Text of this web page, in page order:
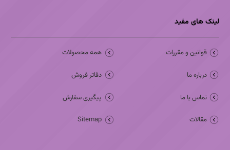
لینک های مفید
قوانین و مقررات
درباره ما
تماس با ما
مقالات
همه محصولات
دفاتر فروش
پیگیری سفارش
Sitemap